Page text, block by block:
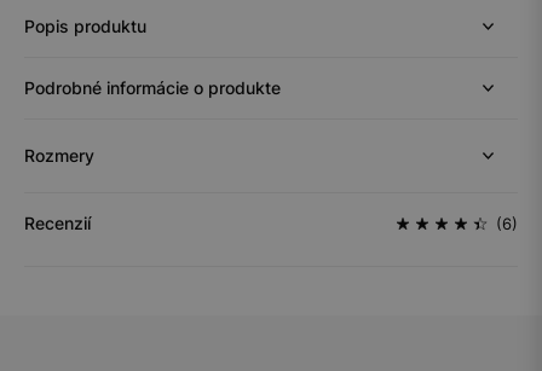
Popis produktu
Podrobné informácie o produkte
Rozmery
Recenzií (6)